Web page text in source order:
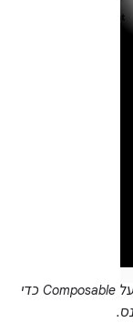
: Modifier.drawWithContent בשימוש מעל Composable כדי